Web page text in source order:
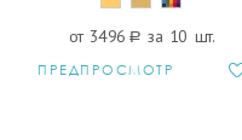
от 3496 a за 10 шт.
ПРЕДПРОСМОТР